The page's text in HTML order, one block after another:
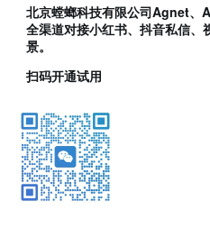
北京螳螂科技有限公司Agnet、
全渠道对接小红书、抖音私信、
景。
扫码开通试用